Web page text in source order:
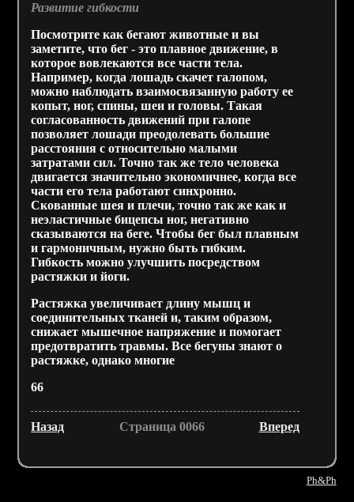
Развитие гибкости
Посмотрите как бегают животные и вы
заметите, что бег - это плавное движение, в
которое вовлекаются все части тела.
Например, когда лошадь скачет галопом,
можно наблюдать взаимосвязанную работу ее
копыт, ног, спины, шеи и головы. Такая
согласованность движений при галопе
позволяет лошади преодолевать большие
расстояния с относительно малыми
затратами сил. Точно так же тело человека
двигается значительно экономичнее, когда все
части его тела работают синхронно.
Скованные шея и плечи, точно так же как и
неэластичные бицепсы ног, негативно
сказываются на беге. Чтобы бег был плавным
и гармоничным, нужно быть гибким.
Гибкость можно улучшить посредством
растяжки и йоги.
Растяжка увеличивает длину мышц и
соединительных тканей и, таким образом,
снижает мышечное напряжение и помогает
предотвратить травмы. Все бегуны знают о
растяжке, однако многие
66
Назад Страница 0066 Вперед
Ph&Ph